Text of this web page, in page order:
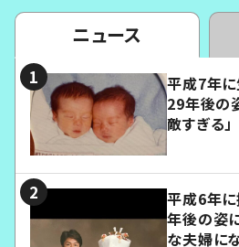
ニュース
平成7年
29年後の
敵すぎる」
平成6年
年後の姿
な夫婦に